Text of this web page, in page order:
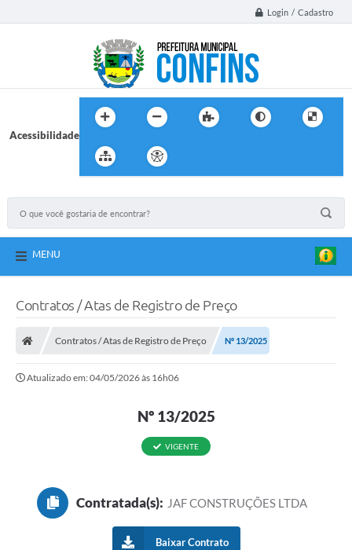
Login / Cadastro
Acessibilidade
MENU
Contratos / Atas de Registro de Preço
Contratos / Atas de Registro de Preço Nº 13/2025
Atualizado em: 04/05/2026 às 16h06
Nº 13/2025
VIGENTE
Contratada(s): JAF CONSTRUÇÕES LTDA
Baixar Contrato